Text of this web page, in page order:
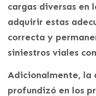
cargas diversas en
adquirir estas
correcta y
siniestros viales
Adicionalmente, la
profundizó en los